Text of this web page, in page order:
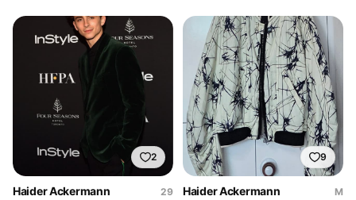
2
Haider Ackermann
29
9
Haider Ackermann
M